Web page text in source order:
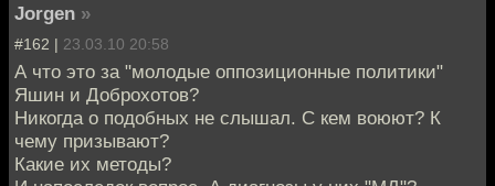
Jorgen »
#162 | 23.03.10 20:58
А что это за "молодые оппозиционные политики"
Яшин и Доброхотов?
Никогда о подобных не слышал. С кем воюют? К
чему призывают?
Какие их методы?